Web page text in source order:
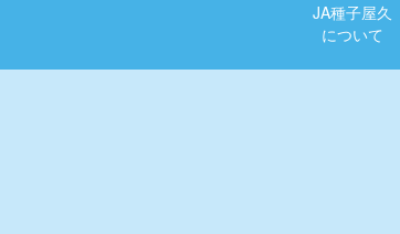
JA種子屋久
について